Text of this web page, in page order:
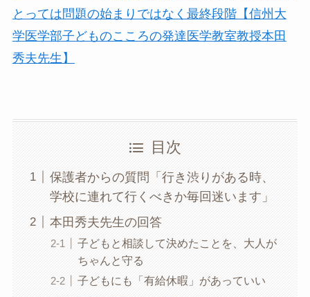
とっては問題の始まりではなく最終段階【信州大
学医学部子どものこころの発達医学教室教授本田
秀夫先生】
目次
保護者からの質問「行き渋りがある時、
学校に連れて行くべきか毎回迷います」
本田秀夫先生の回答
子どもと相談して決めたことを、大人が
ちゃんと守る
子どもにも「有給休暇」があっていい